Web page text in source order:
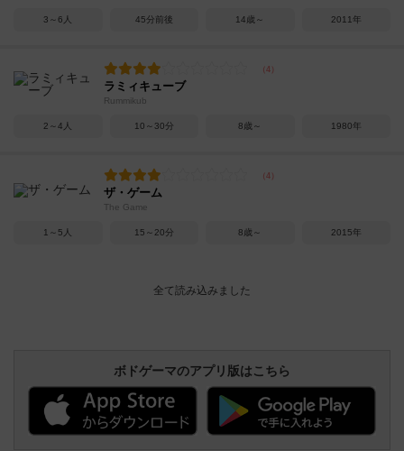
3～6人 45分前後 14歳～ 2011年
ラミィキューブ
Rummikub
2～4人 10～30分 8歳～ 1980年
ザ・ゲーム
The Game
1～5人 15～20分 8歳～ 2015年
アクセス数 急上昇中